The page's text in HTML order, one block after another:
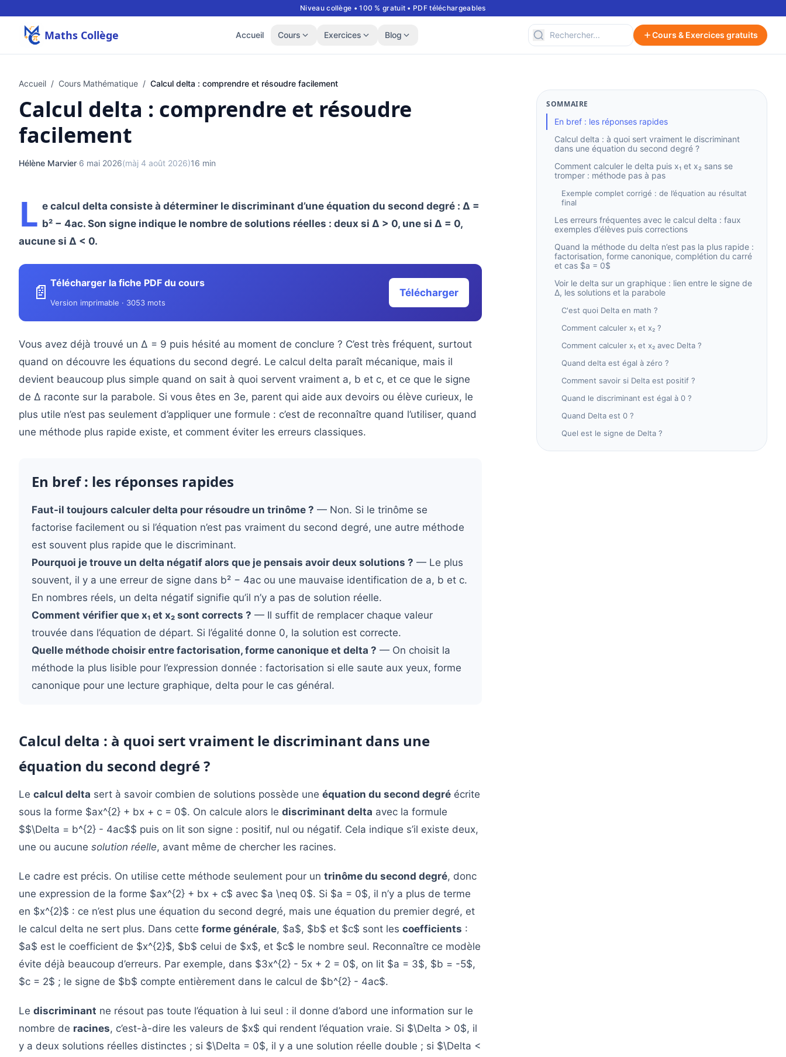
Niveau collège • 100 % gratuit • PDF téléchargeables
Maths Collège Accueil Cours Exercices Blog Cours & Exercices gratuits
Accueil / Cours Mathématique / Calcul delta : comprendre et résoudre facilement
Calcul delta : comprendre et résoudre
facilement
Hélène Marvier·6 mai 2026(màj 4 août 2026)16 min
L e calcul delta consiste à déterminer le discriminant d’une équation du second degré : Δ =
b² − 4ac. Son signe indique le nombre de solutions réelles : deux si Δ > 0, une si Δ = 0,
aucune si Δ < 0.
📄 Télécharger la fiche PDF du cours
Version imprimable · 3053 mots
Télécharger
Vous avez déjà trouvé un Δ = 9 puis hésité au moment de conclure ? C’est très fréquent, surtout
quand on découvre les équations du second degré. Le calcul delta paraît mécanique, mais il
devient beaucoup plus simple quand on sait à quoi servent vraiment a, b et c, et ce que le signe
de Δ raconte sur la parabole. Si vous êtes en 3e, parent qui aide aux devoirs ou élève curieux, le
plus utile n’est pas seulement d’appliquer une formule : c’est de reconnaître quand l’utiliser, quand
une méthode plus rapide existe, et comment éviter les erreurs classiques.
En bref : les réponses rapides
Faut-il toujours calculer delta pour résoudre un trinôme ? — Non. Si le trinôme se
factorise facilement ou si l’équation n’est pas vraiment du second degré, une autre méthode
est souvent plus rapide que le discriminant.
Pourquoi je trouve un delta négatif alors que je pensais avoir deux solutions ? — Le plus
souvent, il y a une erreur de signe dans b² − 4ac ou une mauvaise identification de a, b et c.
En nombres réels, un delta négatif signifie qu’il n’y a pas de solution réelle.
Comment vérifier que x₁ et x₂ sont corrects ? — Il suffit de remplacer chaque valeur
trouvée dans l’équation de départ. Si l’égalité donne 0, la solution est correcte.
Quelle méthode choisir entre factorisation, forme canonique et delta ? — On choisit la
méthode la plus lisible pour l’expression donnée : factorisation si elle saute aux yeux, forme
canonique pour une lecture graphique, delta pour le cas général.
Calcul delta : à quoi sert vraiment le discriminant dans une
équation du second degré ?
Le calcul delta sert à savoir combien de solutions possède une équation du second degré écrite
sous la forme $ax^{2} + bx + c = 0$. On calcule alors le discriminant delta avec la formule
$$\Delta = b^{2} - 4ac$$ puis on lit son signe : positif, nul ou négatif. Cela indique s’il existe deux,
une ou aucune solution réelle, avant même de chercher les racines.
Le cadre est précis. On utilise cette méthode seulement pour un trinôme du second degré, donc
une expression de la forme $ax^{2} + bx + c$ avec $a \neq 0$. Si $a = 0$, il n’y a plus de terme
en $x^{2}$ : ce n’est plus une équation du second degré, mais une équation du premier degré, et
le calcul delta ne sert plus. Dans cette forme générale, $a$, $b$ et $c$ sont les coefficients :
$a$ est le coefficient de $x^{2}$, $b$ celui de $x$, et $c$ le nombre seul. Reconnaître ce modèle
évite déjà beaucoup d’erreurs. Par exemple, dans $3x^{2} - 5x + 2 = 0$, on lit $a = 3$, $b = -5$,
$c = 2$ ; le signe de $b$ compte entièrement dans le calcul de $b^{2} - 4ac$.
Le discriminant ne résout pas toute l’équation à lui seul : il donne d’abord une information sur le
nombre de racines, c’est-à-dire les valeurs de $x$ qui rendent l’équation vraie. Si $\Delta > 0$, il
y a deux solutions réelles distinctes ; si $\Delta = 0$, il y a une solution réelle double ; si $\Delta <
SOMMAIRE
En bref : les réponses rapides
Calcul delta : à quoi sert vraiment le discriminant
dans une équation du second degré ?
Comment calculer le delta puis x₁ et x₂ sans se
tromper : méthode pas à pas
Exemple complet corrigé : de l’équation au résultat
final
Les erreurs fréquentes avec le calcul delta : faux
exemples d’élèves puis corrections
Quand la méthode du delta n’est pas la plus rapide :
factorisation, forme canonique, complétion du carré
et cas $a = 0$
Voir le delta sur un graphique : lien entre le signe de
Δ, les solutions et la parabole
C'est quoi Delta en math ?
Comment calculer x₁ et x₂ ?
Comment calculer x₁ et x₂ avec Delta ?
Quand delta est égal à zéro ?
Comment savoir si Delta est positif ?
Quand le discriminant est égal à 0 ?
Quand Delta est 0 ?
Quel est le signe de Delta ?